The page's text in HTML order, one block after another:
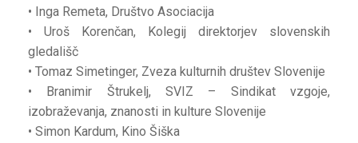
• Inga Remeta, Društvo Asociacija
• Uroš Korenčan, Kolegij direktorjev slovenskih
gledališč
• Tomaz Simetinger, Zveza kulturnih društev Slovenije
• Branimir Štrukelj, SVIZ – Sindikat vzgoje,
izobraževanja, znanosti in kulture Slovenije
• Simon Kardum, Kino Šiška